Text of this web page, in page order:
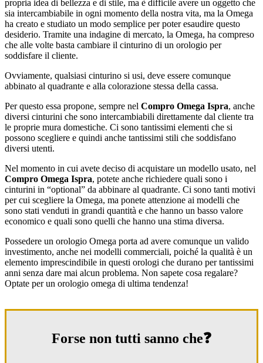
propria idea di bellezza e di stile, ma è difficile avere un oggetto che
sia intercambiabile in ogni momento della nostra vita, ma la Omega
ha creato e studiato un modo semplice per poter esaudire questo
desiderio. Tramite una indagine di mercato, la Omega, ha compreso
che alle volte basta cambiare il cinturino di un orologio per
soddisfare il cliente.
Ovviamente, qualsiasi cinturino si usi, deve essere comunque
abbinato al quadrante e alla colorazione stessa della cassa.
Per questo essa propone, sempre nel Compro Omega Ispra, anche
diversi cinturini che sono intercambiabili direttamente dal cliente tra
le proprie mura domestiche. Ci sono tantissimi elementi che si
possono scegliere e quindi anche tantissimi stili che soddisfano
diversi utenti.
Nel momento in cui avete deciso di acquistare un modello usato, nel
Compro Omega Ispra, potete anche richiedere quali sono i
cinturini in “optional” da abbinare al quadrante. Ci sono tanti motivi
per cui scegliere la Omega, ma ponete attenzione ai modelli che
sono stati venduti in grandi quantità e che hanno un basso valore
economico e quali sono quelli che hanno una stima diversa.
Possedere un orologio Omega porta ad avere comunque un valido
investimento, anche nei modelli commerciali, poiché la qualità è un
elemento imprescindibile in questi orologi che durano per tantissimi
anni senza dare mai alcun problema. Non sapete cosa regalare?
Optate per un orologio omega di ultima tendenza!
Forse non tutti sanno che❓